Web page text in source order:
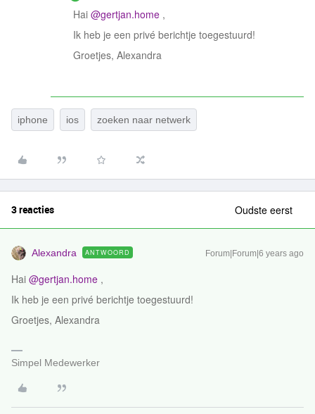
Hai @gertjan.home ,
Ik heb je een privé berichtje toegestuurd!
Groetjes, Alexandra
iphone ios zoeken naar netwerk
3 reacties Oudste eerst
Alexandra ANTWOORD Forum|Forum|6 years ago
Hai @gertjan.home ,
Ik heb je een privé berichtje toegestuurd!
Groetjes, Alexandra
Simpel Medewerker